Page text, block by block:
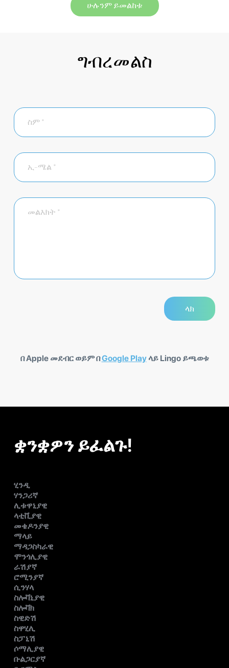
ሁሉንም ይመልከቱ
ግብረመልስ
በ Apple መደብር ወይም በGoogle Playላይ Lingo ይጫወቱ
ቋንቋዎን ይፈልጉ!
ሂንዲ
ሃንጋሪኛ
ሊቱዋኒያዊ
ላቲቪያዊ
መቄዶንያዊ
ማላይ
ማዳጋስካራዊ
ሞንጎሊያዊ
ራሽያኛ
ሮሚንያኛ
ሲንሃላ
ስሎቫኒያዊ
ስሎቫክ
ስዊድሽ
ስዋሂሊ
ስፓኒሽ
ሶማሊያዊ
ቡልጋርያኛ